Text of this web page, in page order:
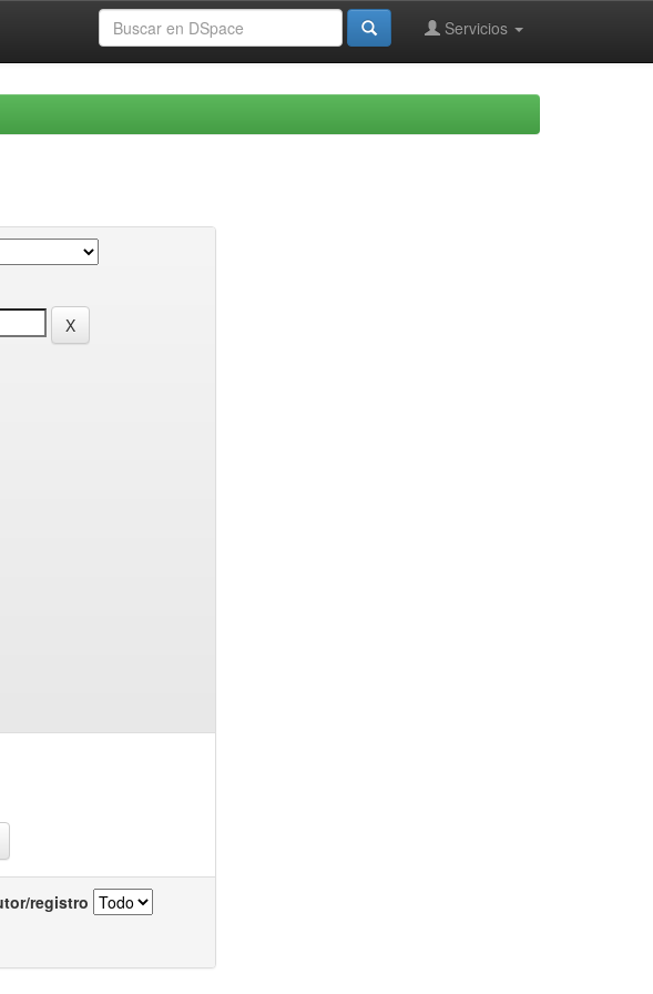
Servicios
registro